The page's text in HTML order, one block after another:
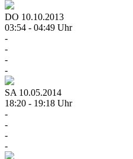
DO 10.10.2013
03:54 - 04:49 Uhr
-
-
-
-
SA 10.05.2014
18:20 - 19:18 Uhr
-
-
-
-